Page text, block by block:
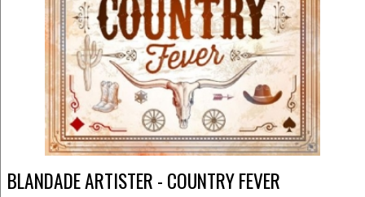
BLANDADE ARTISTER - COUNTRY FEVER